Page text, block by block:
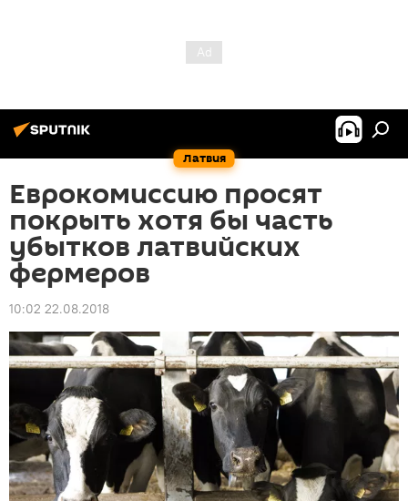
Латвия
Еврокомиссию просят
покрыть хотя бы часть
убытков латвийских
фермеров
10:02 22.08.2018